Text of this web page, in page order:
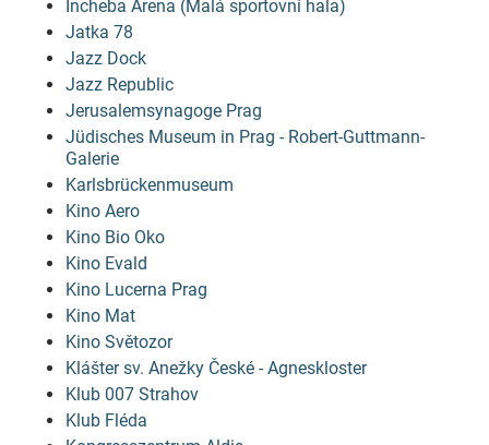
Incheba Arena (Malá sportovní hala)
Jatka 78
Jazz Dock
Jazz Republic
Jerusalemsynagoge Prag
Jüdisches Museum in Prag - Robert-Guttmann-
Galerie
Karlsbrückenmuseum
Kino Aero
Kino Bio Oko
Kino Evald
Kino Lucerna Prag
Kino Mat
Kino Světozor
Klášter sv. Anežky České - Agneskloster
Klub 007 Strahov
Klub Fléda